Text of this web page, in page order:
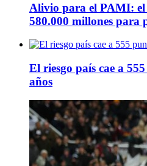
Alivio para el PAMI:
580.000 millones para
El riesgo país cae a
años